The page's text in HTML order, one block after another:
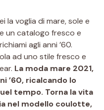
la voglia di mare, sole e
un catalogo fresco e
agli anni ’60.
ad uno stile fresco e
La moda mare 2021,
’60, ricalcando lo
tempo. Torna la vita
nel modello coulotte,